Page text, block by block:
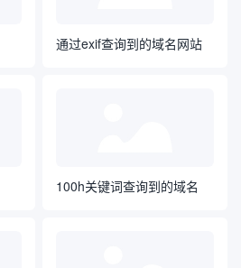
通过exif查询到的域名网站
100h关键词查询到的域名